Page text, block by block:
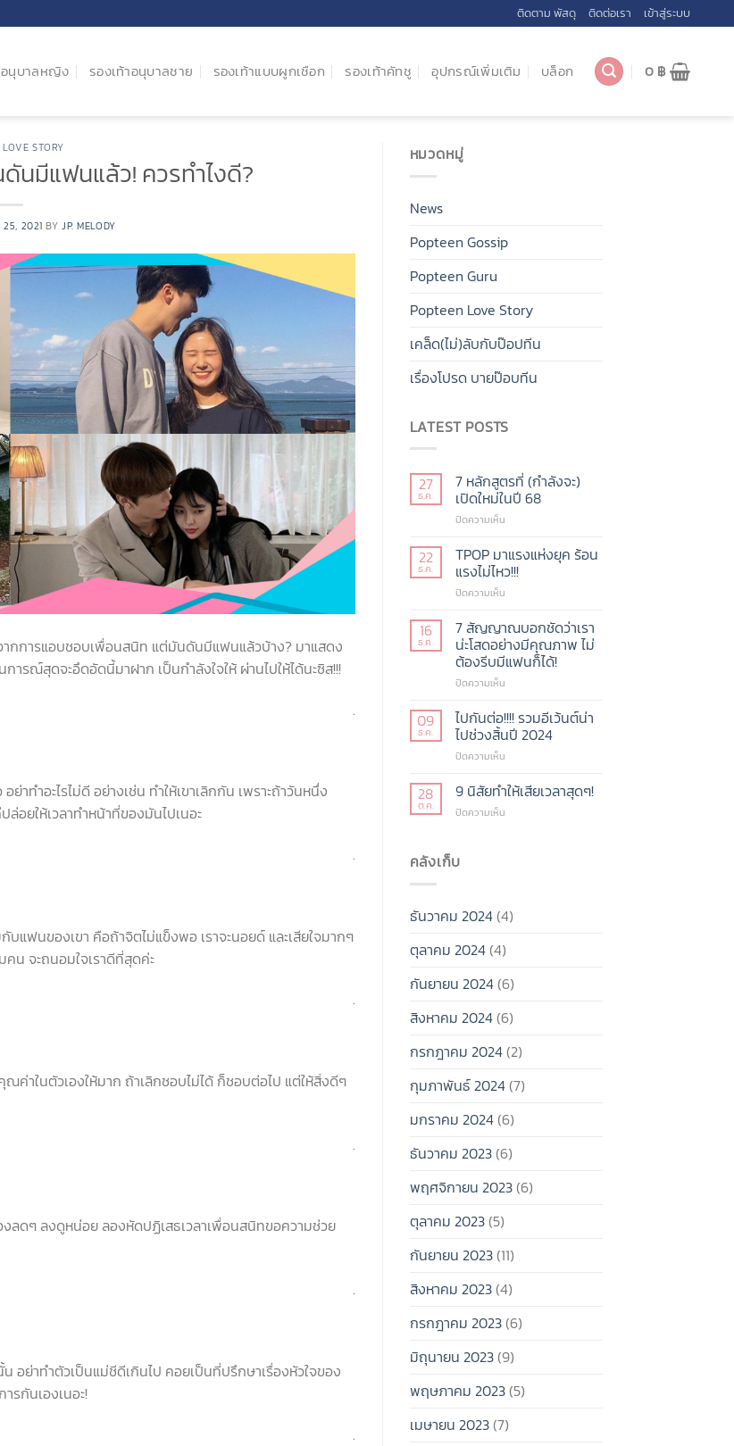
ติดตาม พัสดุ ติดต่อเรา เข้าสู่ระบบ
อนุบาลหญิง รองเท้าอนุบาลชาย รองเท้าแบบผูกเชือก รองเท้าคัทชู อุปกรณ์เพิ่มเติม บล็อก 0 ฿
LOVE STORY
นมีแฟนแล้ว! ควรทำไงดี?
2021 BYJP. MELODY
ากการแอบชอบเพื่อนสนิท แต่มันดันมีแฟนแล้วบ้าง? มาแสดง
รณ์สุดจะอึดอัดนี้มาฝาก เป็นกำลังใจให้ ผ่านไปให้ได้นะซิส!!!
.
ำอะไรไม่ดี อย่างเช่น ทำให้เขาเลิกกัน เพราะถ้าวันหนึ่ง
ล่อยให้เวลาทำหน้าที่ของมันไปเนอะ
.
นของเขา คือถ้าจิตไม่แข็งพอ เราจะนอยด์ และเสียใจมากๆ
น จะถนอมใจเราดีที่สุดค่ะ
.
ค่าในตัวเองให้มาก ถ้าเลิกชอบไม่ได้ ก็ชอบต่อไป แต่ให้สิ่งดีๆ
.
ๆ ลงดูหน่อย ลองหัดปฏิเสธเวลาเพื่อนสนิทขอความช่วย
.
ทำตัวเป็นแม่ชีดีเกินไป คอยเป็นที่ปรึกษาเรื่องหัวใจของ
รกันเองเนอะ!
.
หมวดหมู่
News
Popteen Gossip
Popteen Guru
Popteen Love Story
เคล็ด(ไม่)ลับกับป๊อปทีน
เรื่องโปรด บายป๊อบทีน
LATEST POSTS
27
ธ.ค.
7 หลักสูตรที่ (กำลังจะ)
เปิดใหม่ในปี 68
ปิดความเห็นบน
หลักสูตร
ที่
(กำลัง
จะ)
ใหม่
ในปี
68
22
ธ.ค.
TPOP มาแรงแห่งยุค ร้อน
แรงไม่ไหว!!!
ปิดความเห็นบน
มา
แรง
แห่ง
ยุค
ร้อน
ไม่
ไหว!!!
16
ธ.ค.
7 สัญญาณบอกชัดว่าเรา
น่ะโสดอย่างมีคุณภาพ ไม่
ต้องรีบมีแฟนก็ได้!
ปิดความเห็นบน
สัญญาณ
บอก
ชัด
ว่า
น่ะ
อย่าง
มี
แฟน
09
ธ.ค.
ไปกันต่อ!!!! รวมอีเว้นต์น่า
ไปช่วงสิ้นปี 2024
ปิดความเห็นบน
กัน
ต่อ!!!!
รวม
สิ้น
2024
28
ต.ค.
9 นิสัยทำให้เสียเวลาสุดๆ!
ปิดความเห็นบน
คลังเก็บ
ธันวาคม 2024(4)
ตุลาคม 2024(4)
กันยายน 2024(6)
สิงหาคม 2024(6)
กรกฎาคม 2024(2)
กุมภาพันธ์ 2024(7)
มกราคม 2024(6)
ธันวาคม 2023(6)
พฤศจิกายน 2023(6)
ตุลาคม 2023(5)
กันยายน 2023(11)
สิงหาคม 2023(4)
กรกฎาคม 2023(6)
มิถุนายน 2023(9)
พฤษภาคม 2023(5)
เมษายน 2023(7)